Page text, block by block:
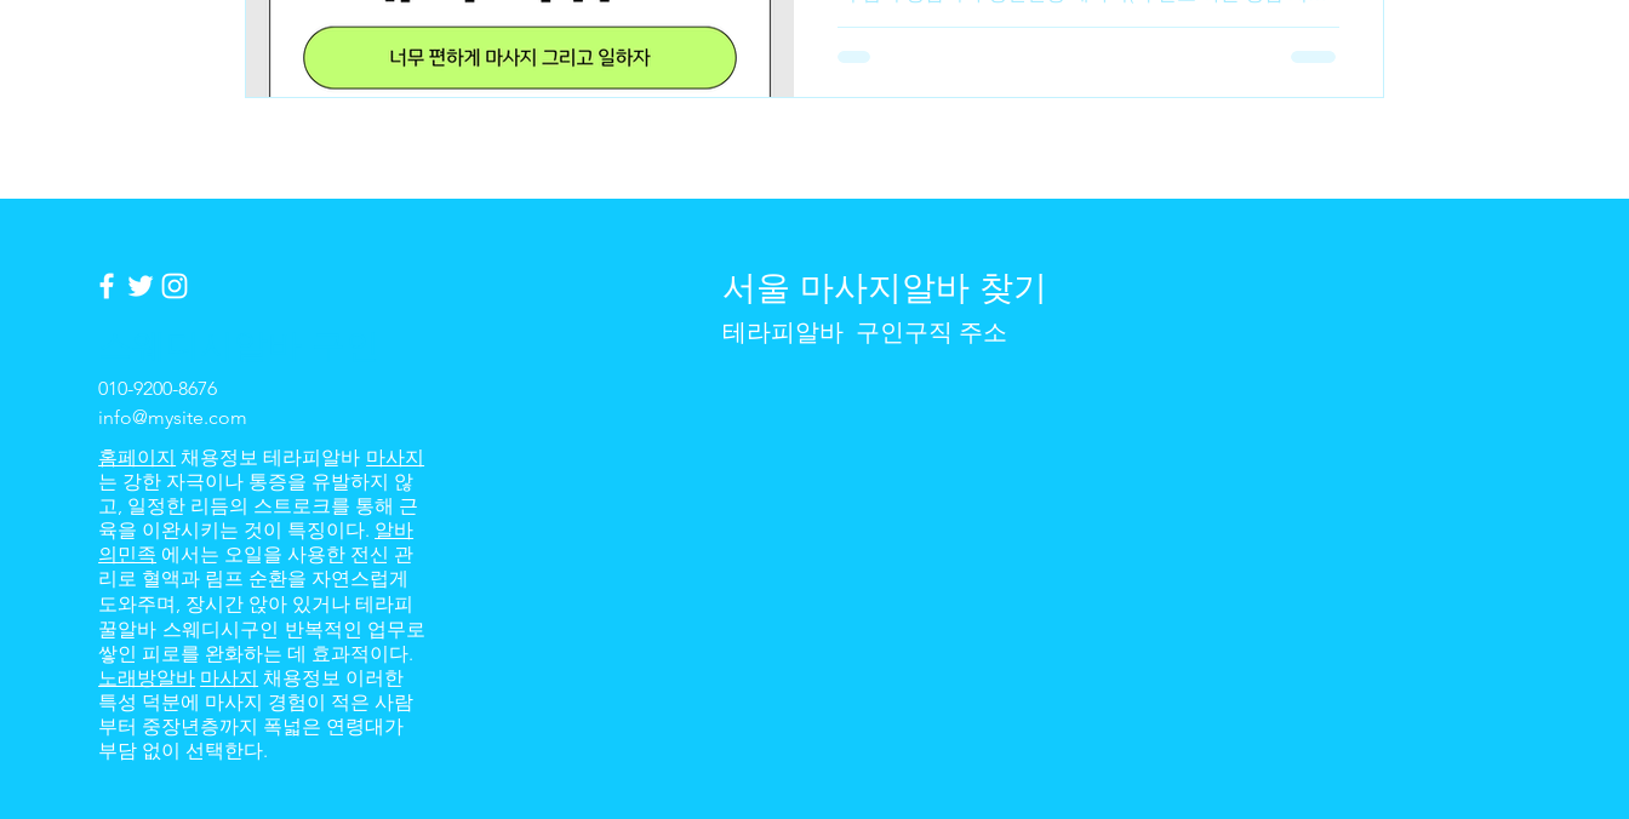
는 전문가 자격과 경력에 따라 비용이 꽤 다릅니다 . 테라피
가격 마사지가격 상담 인턴·레지던트(수련자) : 약 ₩60,000
₩80,000 ~ ₩300,000 범위로 상담료를 책정하기도 하며, 경
전문가는 비용이 더 높고 , 신규 상담사나 인턴 상담 은 가격
010-9200-8676
info@mysite.com
홈페이지 채용정보테라피알바 마사지
는 강한 자극이나 통증을 유발하지 않
고, 일정한 리듬의 스트로크를 통해 근
육을 이완시키는 것이 특징이다. 알바
의민족 에서는 오일을 사용한 전신 관
리로 혈액과 림프 순환을 자연스럽게
도와주며, 장시간 앉아 있거나테라피
꿀알바 스웨디시구인 반복적인 업무로
쌓인 피로를 완화하는 데 효과적이다.
노래방알바 마사지 채용정보 이러한
특성 덕분에 마사지 경험이 적은 사람
부터 중장년층까지 폭넓은 연령대가
부담 없이 선택한다.
서울 마사지알바 찾기
테라피알바 구인구직 주소